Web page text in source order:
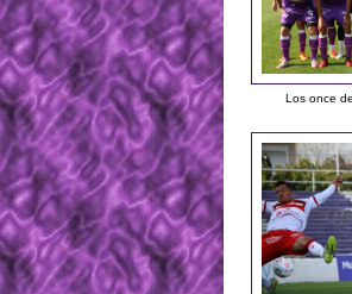
Los once